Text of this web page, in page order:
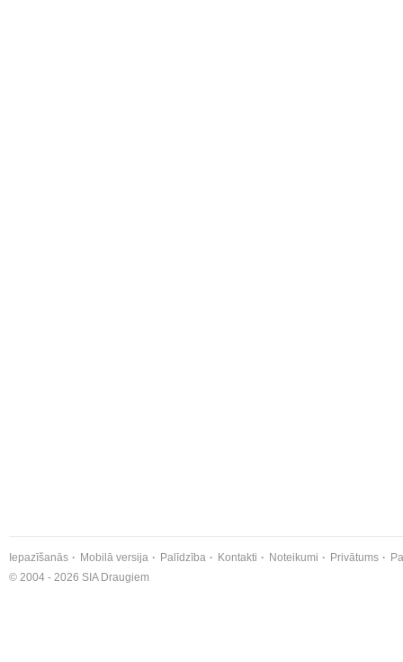
Iepazīšanās Mobilā versija Palīdzība Kontakti Noteikumi Privātums
© 2004 - 2026 SIA Draugiem